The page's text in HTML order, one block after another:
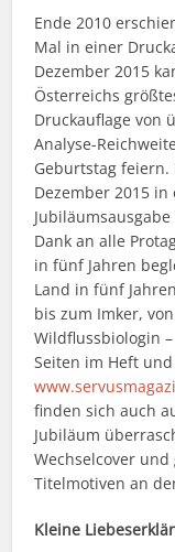
Ende 2010
Mal in einer
Dezember 2015
Österreichs
Druckauflage von
Analyse-
Geburtstag feiern.
Dezember 2015
Dank an alle
in fünf Jahren
Land in fünf
bis zum Imker,
Wildflussbiologin
Seiten im Heft
finden sich auch
Jubiläum
Wechselcover
Titelmotiven an
Kleine